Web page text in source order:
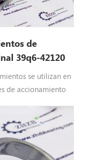
de
39q6-42120
se utilizan en
de accionamiento
R250LC9A,
RB260LC9S, RD210-
RD220LC9